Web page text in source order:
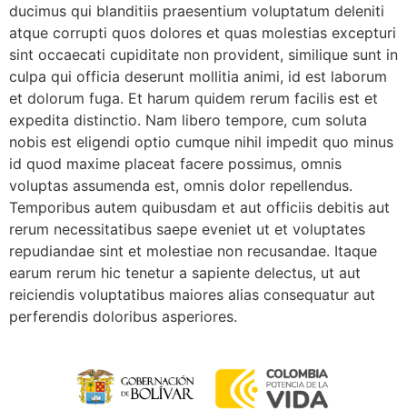
ducimus qui blanditiis praesentium voluptatum deleniti
atque corrupti quos dolores et quas molestias excepturi
sint occaecati cupiditate non provident, similique sunt in
culpa qui officia deserunt mollitia animi, id est laborum
et dolorum fuga. Et harum quidem rerum facilis est et
expedita distinctio. Nam libero tempore, cum soluta
nobis est eligendi optio cumque nihil impedit quo minus
id quod maxime placeat facere possimus, omnis
voluptas assumenda est, omnis dolor repellendus.
Temporibus autem quibusdam et aut officiis debitis aut
rerum necessitatibus saepe eveniet ut et voluptates
repudiandae sint et molestiae non recusandae. Itaque
earum rerum hic tenetur a sapiente delectus, ut aut
reiciendis voluptatibus maiores alias consequatur aut
perferendis doloribus asperiores.